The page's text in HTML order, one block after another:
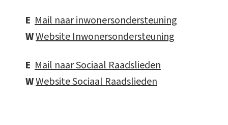
E Mail naar inwonersondersteuning
WWebsite Inwonersondersteuning
E Mail naar Sociaal Raadslieden
WWebsite Sociaal Raadslieden